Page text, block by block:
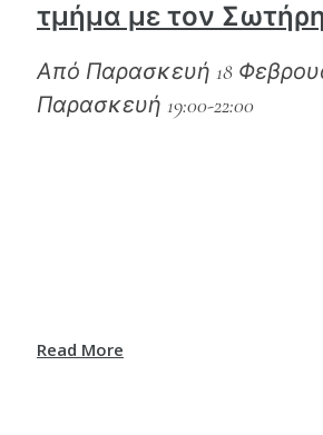
τμήμα με τον
Από Παρασκευή 18
Παρασκευή 19:00-22:00
Read More